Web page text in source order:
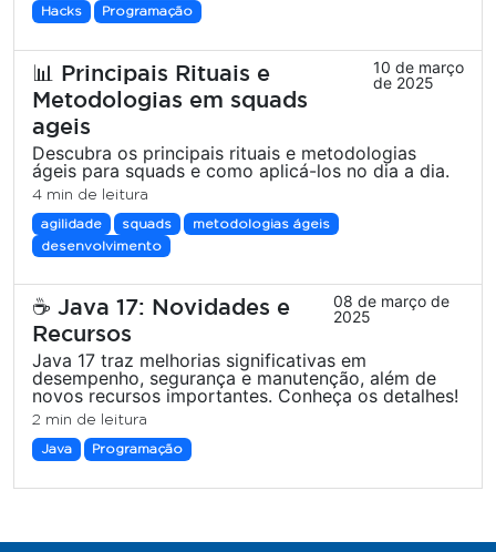
Hacks Programação
📊 Principais Rituais e
Metodologias em squads
ageis
10 de março
de 2025
Descubra os principais rituais e metodologias
ágeis para squads e como aplicá-los no dia a dia.
4 min de leitura
agilidade squads
metodologias ágeis
desenvolvimento
☕ Java 17: Novidades e
Recursos
08 de março de
2025
Java 17 traz melhorias significativas em
desempenho, segurança e manutenção, além de
novos recursos importantes. Conheça os detalhes!
2 min de leitura
Java Programação